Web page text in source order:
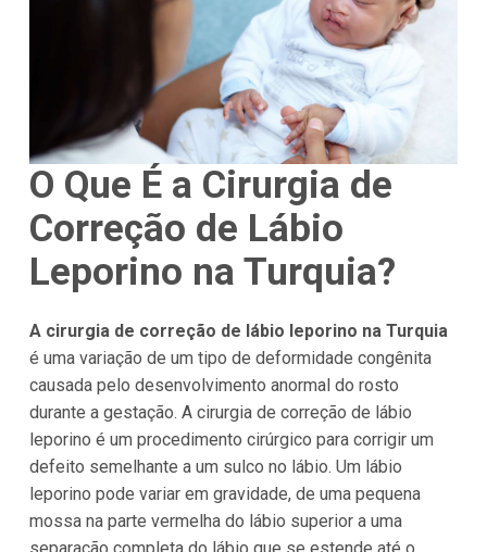
O Que É a Cirurgia de
Correção de Lábio
Leporino na Turquia?
A cirurgia de correção de lábio leporino na Turquia
é uma variação de um tipo de deformidade congênita
causada pelo desenvolvimento anormal do rosto
durante a gestação. A cirurgia de correção de lábio
leporino é um procedimento cirúrgico para corrigir um
defeito semelhante a um sulco no lábio. Um lábio
leporino pode variar em gravidade, de uma pequena
mossa na parte vermelha do lábio superior a uma
separação completa do lábio que se estende até o